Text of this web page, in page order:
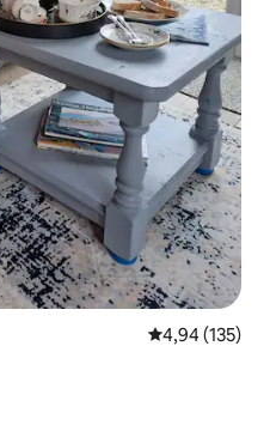
5 üzerinden
4,94 (135)